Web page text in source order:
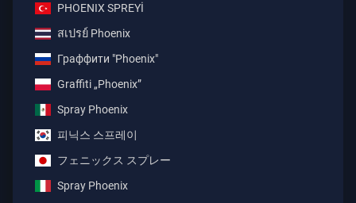
PHOENIX SPREYİ
สเปรย์ Phoenix
Граффити "Phoenix"
Graffiti „Phoenix”
Spray Phoenix
피닉스 스프레이
フェニックス スプレー
Spray Phoenix